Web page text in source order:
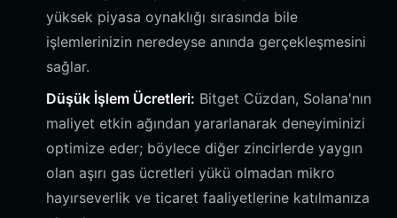
yüksek piyasa oynaklığı sırasında bile
işlemlerinizin neredeyse anında gerçekleşmesini
sağlar.
Düşük İşlem Ücretleri: Bitget Cüzdan, Solana'nın
maliyet etkin ağından yararlanarak deneyiminizi
optimize eder; böylece diğer zincirlerde yaygın
olan aşırı gas ücretleri yükü olmadan mikro
hayırseverlik ve ticaret faaliyetlerine katılmanıza